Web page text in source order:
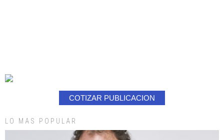
COTIZAR PUBLICACION
LO MAS POPULAR